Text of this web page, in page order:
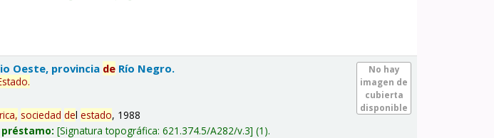
No hay
imagen de
cubierta
disponible
Oeste, provincia de Río Negro.
.
sociedad delestado, 1988
préstamo: Signatura topográfica:621.374.5/A282/v.3 (1).